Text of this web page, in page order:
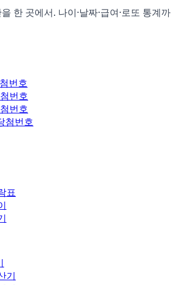
한 곳에서. 나이·날짜·급여·로또 통계까
번호
번호
번호
첨번호
표
기